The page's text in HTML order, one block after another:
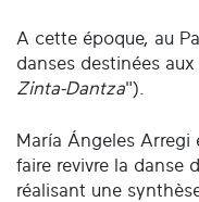
A cette époque, au
danses destinées
Zinta-Dantza").
María Ángeles
faire revivre la danse
réalisant une